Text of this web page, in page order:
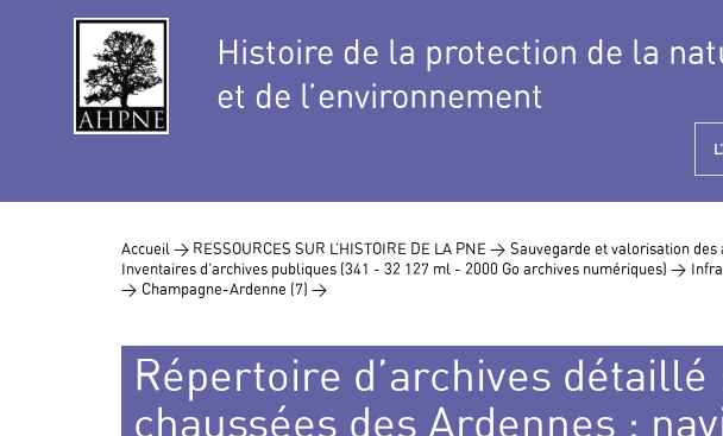
Histoire de la protection de la
et de l’environnement
Accueil > RESSOURCES SUR L’HISTOIRE DE LA PNE > Sauvegarde et valorisation
Inventaires d’archives publiques (341 - 32 127 ml - 2000 Go archives numériques) >
> Champagne-Ardenne (7) >
Répertoire d’archives détaillé
chaussées des Ardennes :